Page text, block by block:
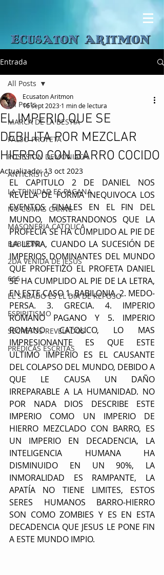
Entrada
All Posts
MARCA DE LA BESTIA
FALSO PROFETA
POSESION DEMONIACA
ANTICRISTO
LA TRINIDAD ES PAGANA
NO COMAS CARNE
MASONERIA CATOLICA
BABILONIA
2DA VENIDA DE JESUS
666
EL SABADO ES EL DIA DE REPOSO
ESPIRITISMO
SECRETOS REVELADOS
PRÉDICAS ESCRITAS
All Posts
EL IMPERIO QUE SE
DEBILITA POR MEZCLAR
HIERRO CON BARRO COCIDO
Ecusaton Aritmon
16 sept 2023 1 min de lectura
Actualizado:13 oct 2023
EL CAPITULO 2 DE DANIEL NOS
REVELA DE FORMA INEQUIVOCA LOS
EVENTOS FINALES EN EL FIN DEL
MUNDO, MOSTRANDONOS QUE LA
PROFECÍA SE HA CUMPLIDO AL PIE DE
LA LETRA, CUANDO LA SUCESIÓN DE
IMPERIOS DOMINANTES DEL MUNDO
QUE PROFETIZÓ EL PROFETA DANIEL
SE HA CUMPLIDO AL PIE DE LA LETRA,
EN ESTE CASO 1. BABILONIA. 2. MEDO-
PERSA. 3. GRECIA. 4. IMPERIO
ROMANO PAGANO Y 5. IMPERIO
ROMANO CATOLICO, LO MAS
IMPRESIONANTE ES QUE ESTE
ULTIMO IMPERIO ES EL CAUSANTE
DEL COLAPSO DEL MUNDO, DEBIDO A
QUE LE CAUSA UN DAÑO
IRREPARABLE A LA HUMANIDAD. NO
POR NADA DIOS DESCRIBE ESTE
IMPERIO COMO UN IMPERIO DE
HIERRO MEZCLADO CON BARRO, ES
UN IMPERIO EN DECADENCIA, LA
INTELIGENCIA HUMANA HA
DISMINUIDO EN UN 90%, LA
INMORALIDAD ES RAMPANTE, LA
APATÍA NO TIENE LIMITES, ESTOS
SERES HUMANOS BARRO-HIERRO
SON COMO ZOMBIES Y ES EN ESTA
DECADENCIA QUE JESUS LE PONE FIN
A ESTE MUNDO IMPIO.